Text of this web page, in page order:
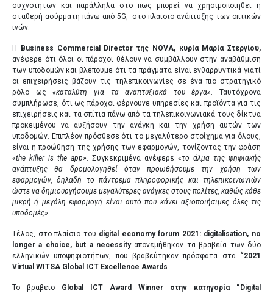
συχνοτήτων και παράλληλα στο πως μπορεί να χρησιμοποιηθεί η
σταθερή ασύρματη πάνω από 5G, στο πλαίσιο ανάπτυξης των οπτικών
ινών.
Η Business Commercial Director της NOVA, κυρία Μαρία Στεργίου,
ανέφερε ότι όλοι οι πάροχοι θέλουν να συμβάλλουν στην αναβάθμιση
των υποδομών και βλέπουμε ότι τα πράγματα είναι ενθαρρυντικά γιατί
οι επιχειρήσεις βάζουν τις τηλεπικοινωνίες σε ένα πιο στρατηγικό
ρόλο ως«καταλύτη για τα αναπτυξιακά του έργα» . Ταυτόχρονα
συμπλήρωσε, ότι ως πάροχοι φέρνουνε υπηρεσίες και προϊόντα για τις
επιχειρήσεις και τα σπίτια πάνω από τα τηλεπικοινωνιακά τους δίκτυα
προκειμένου να αυξήσουν την ανάγκη και την χρήση αυτών των
υποδομών. Επιπλέον πρόσθεσε ότι το μεγαλύτερο στοίχημα για όλους,
είναι η προώθηση της χρήσης των εφαρμογών, τονίζοντας την φράση
«the killer is the app». Συγκεκριμένα ανέφερε «το άλμα της ψηφιακής
ανάπτυξης θα δρομολογηθεί όταν προωθήσουμε την χρήση των
εφαρμογών, δηλαδή το πάντρεμα πληροφορικής και τηλεπικοινωνιών
ώστε να δημιουργήσουμε μεγαλύτερες ανάγκες στους πολίτες, καθώς κάθε
μικρή ή μεγάλη εφαρμογή είναι αυτό που κάνει αξιοποιήσιμες όλες τις
υποδομές».
Τέλος, στο πλαίσιο του digital economy forum 2021: digitalisation, no
longer a choice, but a necessityαπονεμήθηκαν τα βραβεία των δύο
ελληνικών υποψηφιοτήτων, που βραβεύτηκαν πρόσφατα στα “2021
Virtual WITSA Global ICT Excellence Awards
Το βραβείο Global ICT Award Winner στην κατηγορία “Digital